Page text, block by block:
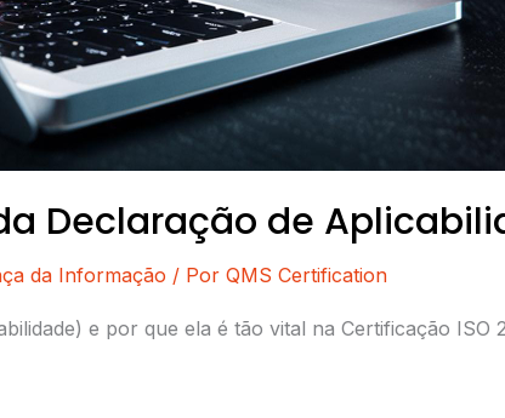
Declaração de
da Informação / Por QMS Certification
e por que ela é tão vital na Certificação ISO